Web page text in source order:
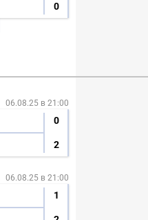
0
06.08.25 в 21:00
0
2
06.08.25 в 21:00
1